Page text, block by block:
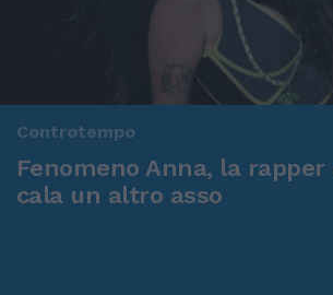
Controtempo
Fenomeno Anna, la rapper
cala un altro asso